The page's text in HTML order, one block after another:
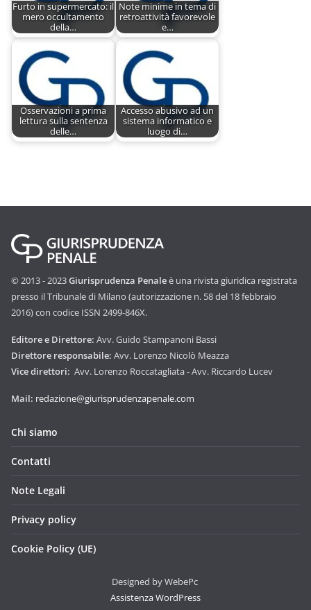
Furto in supermercato: il
mero occultamento
della…
Note minime in tema di
retroattività favorevole
e…
Osservazioni a prima
lettura sulla sentenza
delle…
Accesso abusivo ad un
sistema informatico e
luogo di…
© 2013 - 2023Giurisprudenza Penaleè una rivista giuridica registrata
presso il Tribunale di Milano (autorizzazione n. 58 del 18 febbraio
2016) con codice ISSN 2499-846X.
Editore e Direttore: Avv. Guido Stampanoni Bassi
Direttore responsabile: Avv. Lorenzo Nicolò Meazza
Vice direttori: Avv. Lorenzo Roccatagliata - Avv. Riccardo Lucev
Mail: redazione@giurisprudenzapenale.com
Chi siamo
Contatti
Note Legali
Privacy policy
Cookie Policy (UE)
Designed by WebePc
Assistenza WordPress